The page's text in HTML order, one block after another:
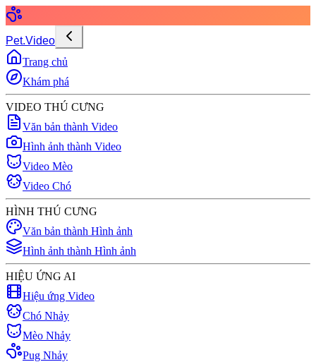
Pet.Video
Trang chủ
Khám phá
VIDEO THÚ CƯNG
Văn bản thành Video
Hình ảnh thành Video
Video Mèo
Video Chó
HÌNH THÚ CƯNG
Văn bản thành Hình ảnh
Hình ảnh thành Hình ảnh
HIỆU ỨNG AI
Hiệu ứng Video
Chó Nhảy
Mèo Nhảy
Pug Nhảy